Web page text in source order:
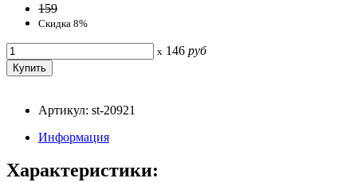
159
Скидка 8%
x 146 руб
Артикул: st-20921
Информация
Характеристики: